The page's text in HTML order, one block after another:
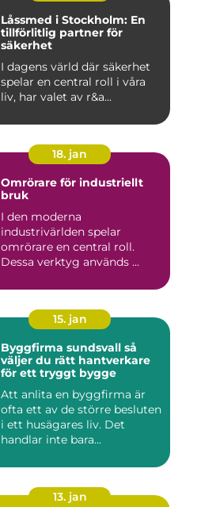
Låssmed i Stockholm: En
tillförlitlig partner för
säkerhet
I dagens värld där säkerhet
spelar en central roll i våra
liv, har valet av r&a...
18. jan
Omrörare för industriellt
bruk
I den moderna
industrivärlden spelar
omrörare en central roll.
Dessa verktyg används ...
15. jan
Byggfirma sundsvall så
väljer du rätt hantverkare
för ett tryggt bygge
Att anlita en byggfirma är
ofta ett av de större besluten
i ett husägares liv. Det
handlar inte bara...
13. jan